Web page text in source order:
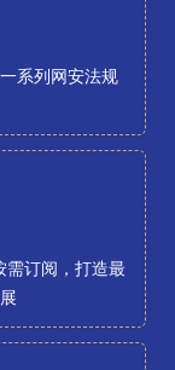
系列网安法规
需订阅，打造最